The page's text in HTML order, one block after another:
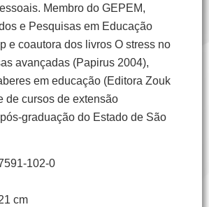
Membro do GEPEM,
e Pesquisas em Educação
e coautora dos livros O stress no
avançadas (Papirus 2004),
em educação (Editora Zouk
de cursos de extensão
graduação do Estado de São
102-0
cm